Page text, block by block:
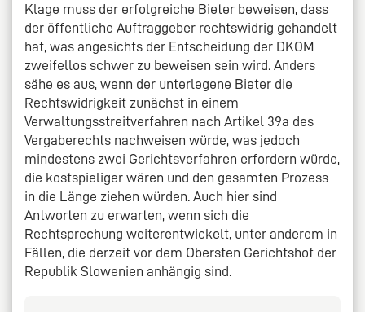
Klage muss der erfolgreiche Bieter beweisen, dass
der öffentliche Auftraggeber rechtswidrig gehandelt
hat, was angesichts der Entscheidung der DKOM
zweifellos schwer zu beweisen sein wird. Anders
sähe es aus, wenn der unterlegene Bieter die
Rechtswidrigkeit zunächst in einem
Verwaltungsstreitverfahren nach Artikel 39a des
Vergaberechts nachweisen würde, was jedoch
mindestens zwei Gerichtsverfahren erfordern würde,
die kostspieliger wären und den gesamten Prozess
in die Länge ziehen würden. Auch hier sind
Antworten zu erwarten, wenn sich die
Rechtsprechung weiterentwickelt, unter anderem in
Fällen, die derzeit vor dem Obersten Gerichtshof der
Republik Slowenien anhängig sind.